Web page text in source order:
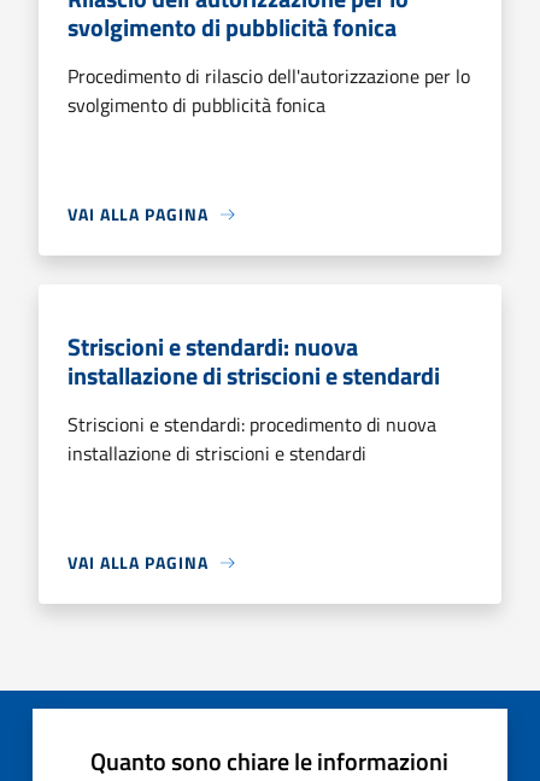
svolgimento di pubblicità fonica
Procedimento di rilascio dell'autorizzazione per lo
svolgimento di pubblicità fonica
VAI ALLA PAGINA
Striscioni e stendardi: nuova
installazione di striscioni e stendardi
Striscioni e stendardi: procedimento di nuova
installazione di striscioni e stendardi
VAI ALLA PAGINA
Quanto sono chiare le informazioni